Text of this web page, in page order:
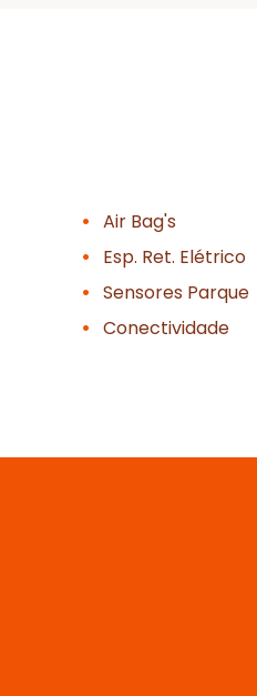
Air Bag's
Esp. Ret. Elétrico
Sensores Parque
Conectividade